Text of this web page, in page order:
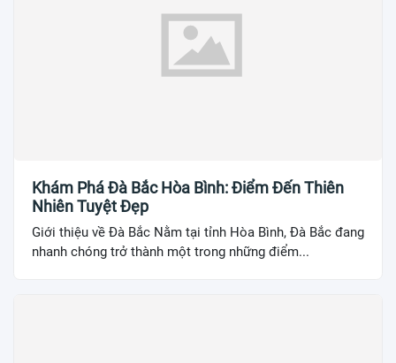
Khám Phá Đà Bắc Hòa Bình: Điểm Đến Thiên
Nhiên Tuyệt Đẹp
Giới thiệu về Đà Bắc Nằm tại tỉnh Hòa Bình, Đà Bắc đang
nhanh chóng trở thành một trong những điểm...